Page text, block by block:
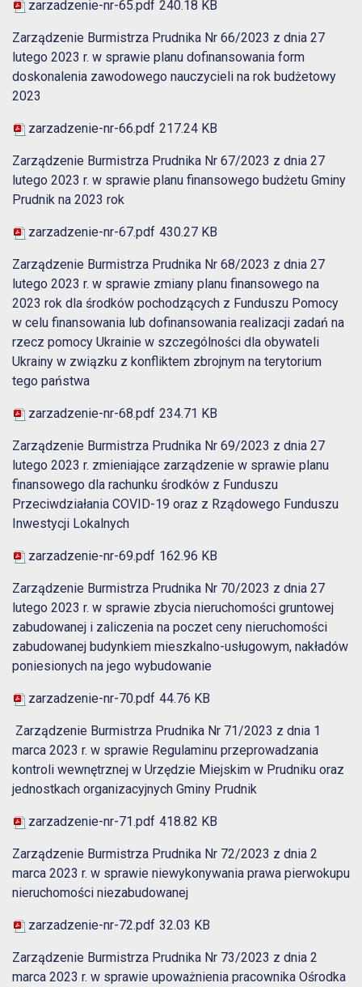
zarzadzenie-nr-65.pdf 240.18 KB
Zarządzenie Burmistrza Prudnika Nr 66/2023 z dnia 27
lutego 2023 r. w sprawie planu dofinansowania form
doskonalenia zawodowego nauczycieli na rok budżetowy
2023
zarzadzenie-nr-66.pdf 217.24 KB
Zarządzenie Burmistrza Prudnika Nr 67/2023 z dnia 27
lutego 2023 r. w sprawie planu finansowego budżetu Gminy
Prudnik na 2023 rok
zarzadzenie-nr-67.pdf 430.27 KB
Zarządzenie Burmistrza Prudnika Nr 68/2023 z dnia 27
lutego 2023 r. w sprawie zmiany planu finansowego na
2023 rok dla środków pochodzących z Funduszu Pomocy
w celu finansowania lub dofinansowania realizacji zadań na
rzecz pomocy Ukrainie w szczególności dla obywateli
Ukrainy w związku z konfliktem zbrojnym na terytorium
tego państwa
zarzadzenie-nr-68.pdf 234.71 KB
Zarządzenie Burmistrza Prudnika Nr 69/2023 z dnia 27
lutego 2023 r. zmieniające zarządzenie w sprawie planu
finansowego dla rachunku środków z Funduszu
Przeciwdziałania COVID-19 oraz z Rządowego Funduszu
Inwestycji Lokalnych
zarzadzenie-nr-69.pdf 162.96 KB
Zarządzenie Burmistrza Prudnika Nr 70/2023 z dnia 27
lutego 2023 r. w sprawie zbycia nieruchomości gruntowej
zabudowanej i zaliczenia na poczet ceny nieruchomości
zabudowanej budynkiem mieszkalno-usługowym, nakładów
poniesionych na jego wybudowanie
zarzadzenie-nr-70.pdf 44.76 KB
Zarządzenie Burmistrza Prudnika Nr 71/2023 z dnia 1
marca 2023 r. w sprawie Regulaminu przeprowadzania
kontroli wewnętrznej w Urzędzie Miejskim w Prudniku oraz
jednostkach organizacyjnych Gminy Prudnik
zarzadzenie-nr-71.pdf 418.82 KB
Zarządzenie Burmistrza Prudnika Nr 72/2023 z dnia 2
marca 2023 r. w sprawie niewykonywania prawa pierwokupu
nieruchomości niezabudowanej
zarzadzenie-nr-72.pdf 32.03 KB
Zarządzenie Burmistrza Prudnika Nr 73/2023 z dnia 2
marca 2023 r. w sprawie upoważnienia pracownika Ośrodka